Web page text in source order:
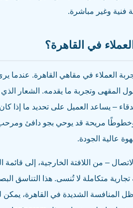
فنية وغير مباشرة.
في القاهرة؟
العملاء في مقاهي القاهرة. عندما
المقهى وتجربة ما يقدمه. الشعار
– يساعد العميل على تحديد ما إذا
وخطوطًا مريحة قد يوحي بجو دافئ
عالية الجودة.
– من اللافتة الخارجية، إلى قائمة
متكاملة لا تُنسى. هذا التناسق
المنافسة الشديدة في القاهرة، يمكن